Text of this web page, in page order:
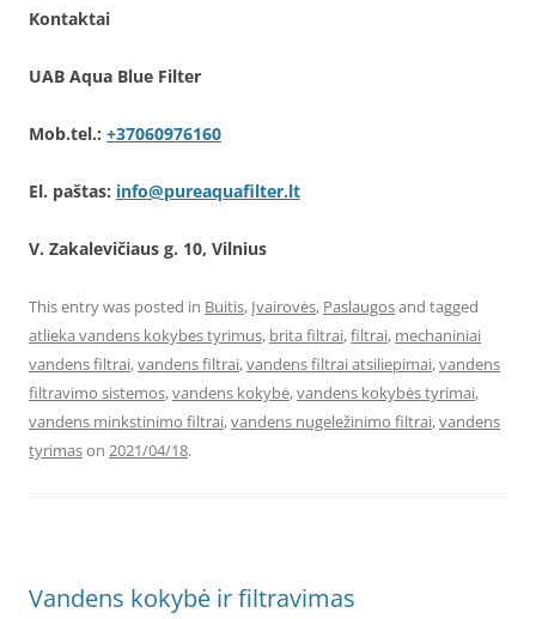
Kontaktai
UAB Aqua Blue Filter
Mob.tel.: +37060976160
El. paštas: info@pureaquafilter.lt
V. Zakalevičiaus g. 10, Vilnius
This entry was posted in Buitis, Įvairovės, Paslaugosand tagged
atlieka vandens kokybes tyrimus, brita filtrai,filtrai, mechaniniai
vandens filtrai,vandens filtrai,vandens filtrai atsiliepimai,vandens
filtravimo sistemos,vandens kokybė,vandens kokybės tyrimai,
vandens minkstinimo filtrai,vandens nugeležinimo filtrai,vandens
tyrimason 2021/04/18.
Vandens kokybė ir filtravimas